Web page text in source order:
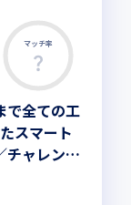
マッチ率
で全ての工
スマート
チャレンジ